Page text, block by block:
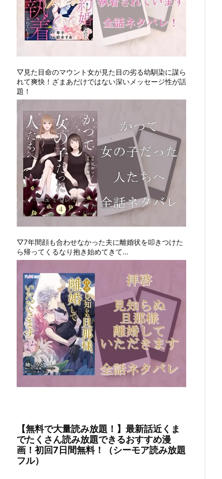
▽見た目命のマウント女が見た目の劣る幼馴染に謀ら
れて爽快！ざまあだけではない深いメッセージ性が話
題！
▽7年間顔も合わせなかった夫に離婚状を叩きつけた
ら帰ってくるなり抱き始めてきて…
【無料で大量読み放題！】最新話近くま
でたくさん読み放題できるおすすめ漫
画！初回7日間無料！（シーモア読み放題
フル）